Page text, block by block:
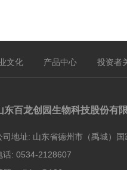
文化 产品中心 投资者
东百龙创园生物科技股份有
司地址: 山东省德州市（禹城）
话: 0534-2128607